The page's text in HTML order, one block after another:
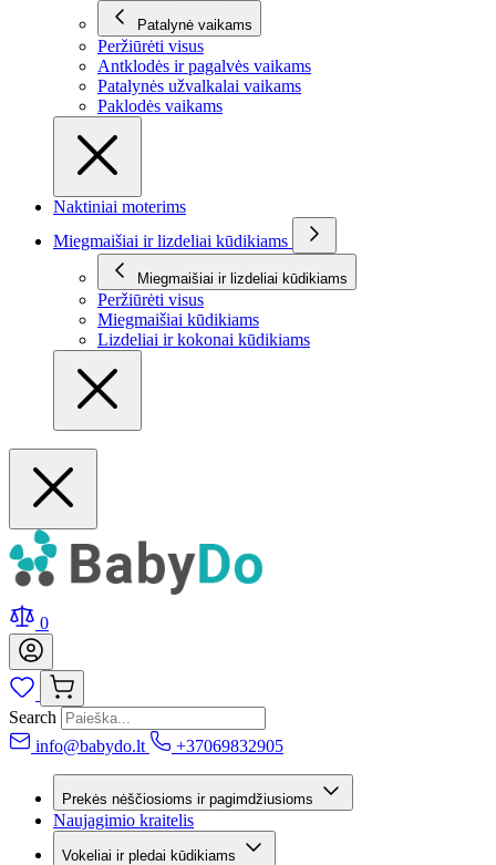
Patalynė vaikams
Peržiūrėti visus
Antklodės ir pagalvės vaikams
Patalynės užvalkalai vaikams
Paklodės vaikams
Naktiniai moterims
Miegmaišiai ir lizdeliai kūdikiams
Miegmaišiai ir lizdeliai kūdikiams
Peržiūrėti visus
Miegmaišiai kūdikiams
Lizdeliai ir kokonai kūdikiams
0
Search
info@babydo.lt
+37069832905
Prekės nėščiosioms ir pagimdžiusioms
Naujagimio kraitelis
Vokeliai ir pledai kūdikiams